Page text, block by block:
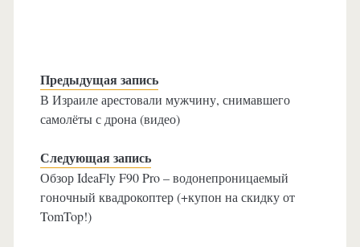
Предыдущая запись
В Израиле арестовали мужчину, снимавшего
самолёты с дрона (видео)
Следующая запись
Обзор IdeaFly F90 Pro – водонепроницаемый
гоночный квадрокоптер (+купон на скидку от
TomTop!)